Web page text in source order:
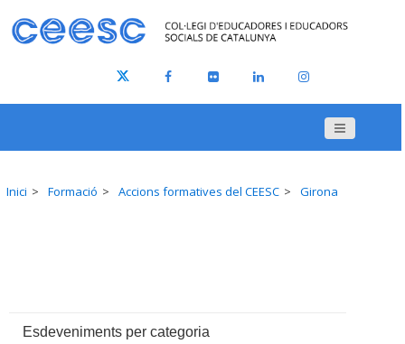
Inici Formació Accions formatives del CEESC Girona
Esdeveniments per categoria